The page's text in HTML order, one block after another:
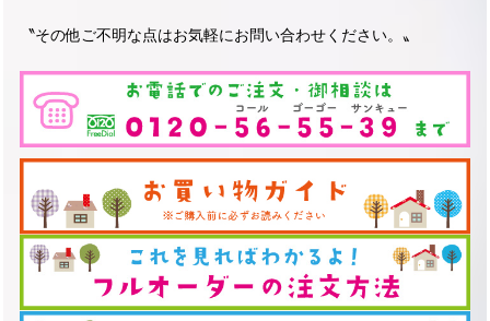
〝その他ご不明な点はお気軽にお問い合わせください。〟